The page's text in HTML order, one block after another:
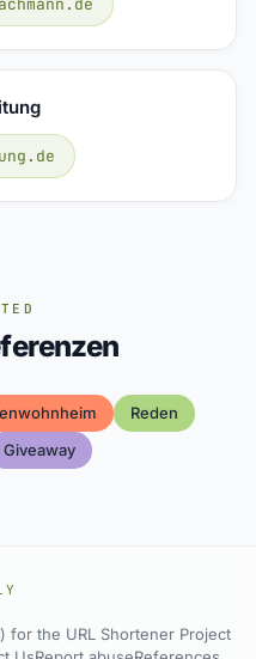
Reden
Giveaway
for the URL Shortener Project